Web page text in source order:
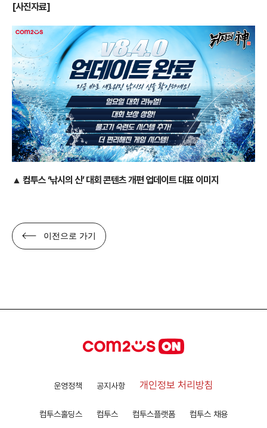
[사진자료]
▲ 컴투스 ‘낚시의 신’ 대회 콘텐츠 개편 업데이트 대표 이미지
이전으로 가기
운영정책 공지사항 개인정보 처리방침
컴투스홀딩스 컴투스 컴투스플랫폼 컴투스 채용